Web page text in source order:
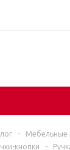
- Мебельные
кнопки -